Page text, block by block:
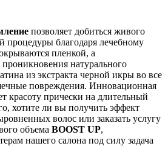
позволяет добиться живого
процедуры благодаря лечебному
пленкой, а
натурального
из экстракта черной икры во все
повреждения. Инновационная
красоту прически на длительный
хотите ли вы получить эффект
волос или заказать услугу
объема BOOST UP,
нашего салона под силу задача